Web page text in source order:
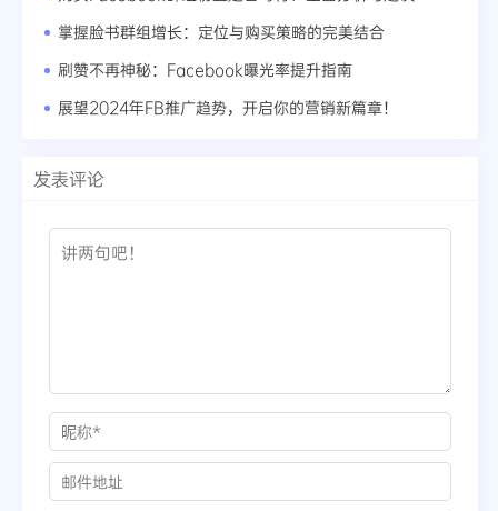
掌握脸书群组增长：定位与购买策略的完美结合
刷赞不再神秘：Facebook曝光率提升指南
展望2024年FB推广趋势，开启你的营销新篇章！
发表评论